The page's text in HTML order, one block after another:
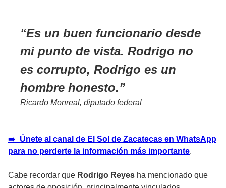
Es un buen funcionario desde
mi punto de vista. Rodrigo no
es corrupto, Rodrigo es un
hombre honesto.
Ricardo Monreal, diputado federal
➡️ Únete al canal de El Sol de Zacatecas en WhatsApp
para no perderte la información más importante.
Cabe recordar que Rodrigo Reyes ha mencionado que